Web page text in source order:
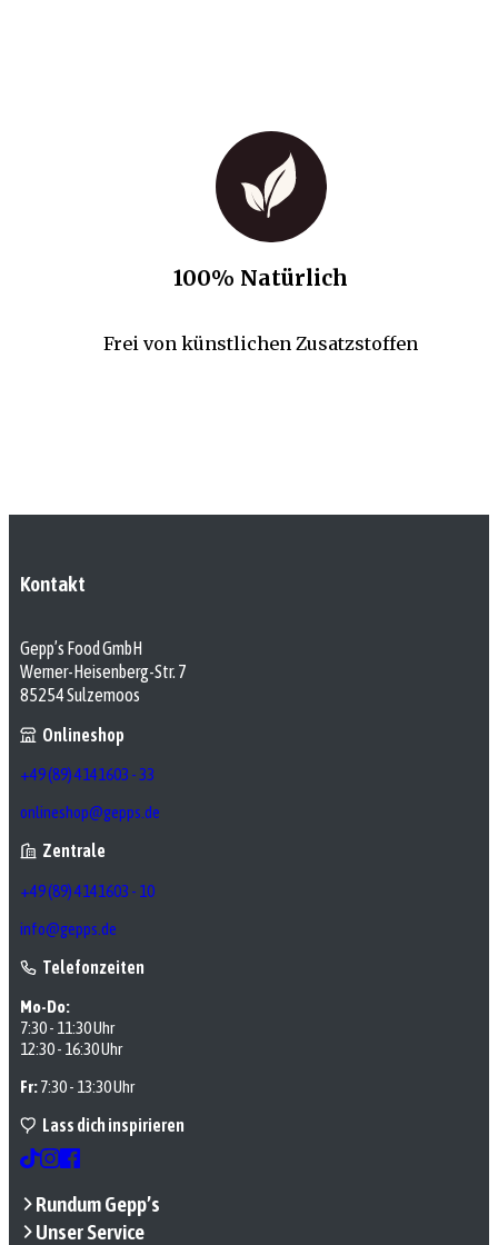
100% Natürlich
Frei von künstlichen Zusatzstoffen
Kontakt
Gepp’s Food GmbH
Werner-Heisenberg-Str. 7
85254 Sulzemoos
Onlineshop
+49 (89) 4141603 - 33
onlineshop@gepps.de
Zentrale
+49 (89) 4141603 - 10
info@gepps.de
Telefonzeiten
Mo-Do:
7:30 - 11:30 Uhr
12:30 - 16:30 Uhr
Fr:7:30 - 13:30 Uhr
Lass dich inspirieren
Rundum Gepp’s
Unser Service